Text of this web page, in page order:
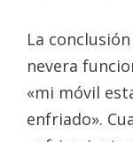
La
nevera
«mi móvil
enfriado».